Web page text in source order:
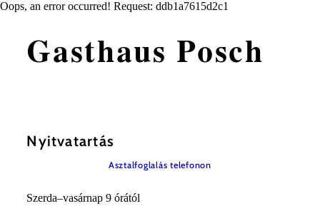
Oops, an error occurred! Request: ddb1a7615d2c1
Gasthaus Posch
Nyitvatartás
Asztalfoglalás telefonon
Szerda–vasárnap 9 órától